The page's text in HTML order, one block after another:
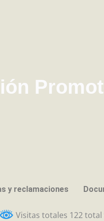
y reclamaciones
Visitas totales 122 total